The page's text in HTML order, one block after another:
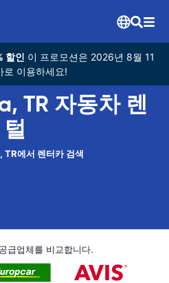
할인 이 프로모션은 2026년 8월 11
로 이용하세요!
TR 자동차 렌
털
에서 렌터카 검색
급업체를 비교합니다.